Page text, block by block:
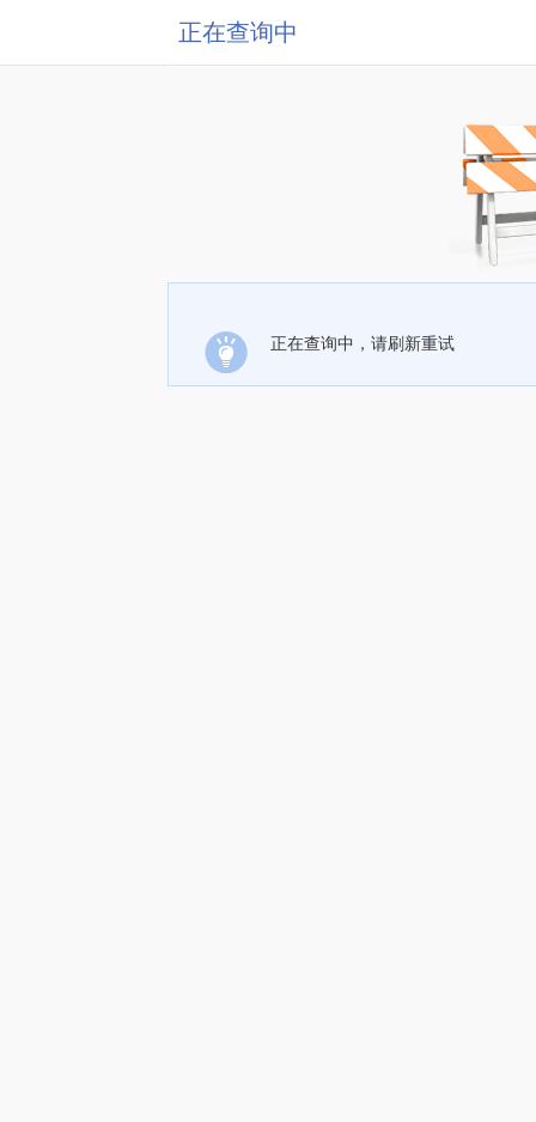
正在查询中
正在查询中，请刷新重试